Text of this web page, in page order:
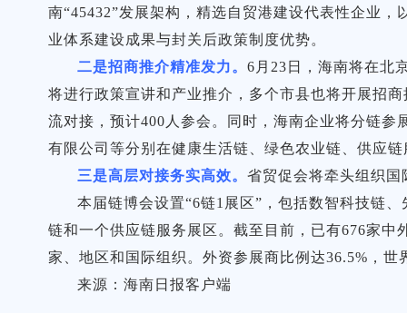
南“45432”发展架构，精选自贸港建设代表性企业
业体系建设成果与封关后政策制度优势。
二是招商推介精准发力。 6月23日，海南将在北
将进行政策宣讲和产业推介，多个市县也将开展招
流对接，预计400人参会。同时，海南企业将分链
有限公司等分别在健康生活链、绿色农业链、供应
三是高层对接务实高效。 省贸促会将牵头组织
本届链博会设置“6链1展区”，包括数智科技链
链和一个供应链服务展区。截至目前，已有676家
家、地区和国际组织。外资参展商比例达36.5%，
来源：海南日报客户端